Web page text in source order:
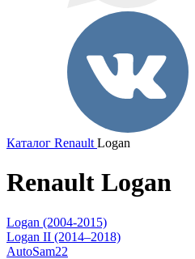
Каталог Renault Logan
Renault Logan
Logan (2004-2015)
Logan II (2014–2018)
AutoSam22